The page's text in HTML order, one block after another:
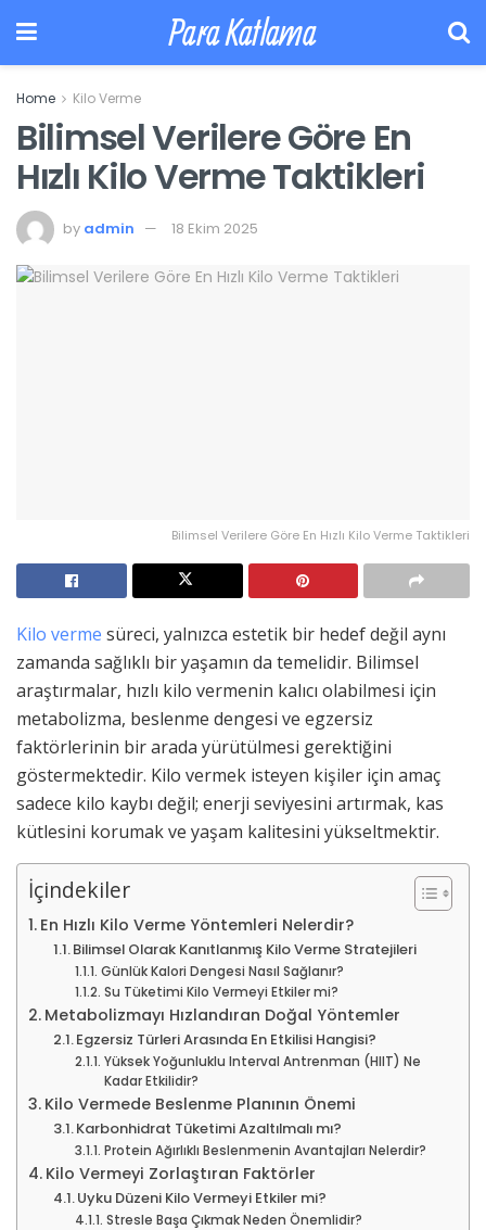
Para Katlama
Home Kilo Verme
Bilimsel Verilere Göre En
Hızlı Kilo Verme Taktikleri
by admin 18 Ekim 2025
Bilimsel Verilere Göre En Hızlı Kilo Verme Taktikleri
Kilo verme süreci, yalnızca estetik bir hedef değil aynı
zamanda sağlıklı bir yaşamın da temelidir. Bilimsel
araştırmalar, hızlı kilo vermenin kalıcı olabilmesi için
metabolizma, beslenme dengesi ve egzersiz
faktörlerinin bir arada yürütülmesi gerektiğini
göstermektedir. Kilo vermek isteyen kişiler için amaç
sadece kilo kaybı değil; enerji seviyesini artırmak, kas
kütlesini korumak ve yaşam kalitesini yükseltmektir.
İçindekiler
En Hızlı Kilo Verme Yöntemleri Nelerdir?
Bilimsel Olarak Kanıtlanmış Kilo Verme Stratejileri
Günlük Kalori Dengesi Nasıl Sağlanır?
Su Tüketimi Kilo Vermeyi Etkiler mi?
Metabolizmayı Hızlandıran Doğal Yöntemler
Egzersiz Türleri Arasında En Etkilisi Hangisi?
Yüksek Yoğunluklu Interval Antrenman (HIIT) Ne
Kadar Etkilidir?
Kilo Vermede Beslenme Planının Önemi
Karbonhidrat Tüketimi Azaltılmalı mı?
Protein Ağırlıklı Beslenmenin Avantajları Nelerdir?
Kilo Vermeyi Zorlaştıran Faktörler
Uyku Düzeni Kilo Vermeyi Etkiler mi?
Stresle Başa Çıkmak Neden Önemlidir?